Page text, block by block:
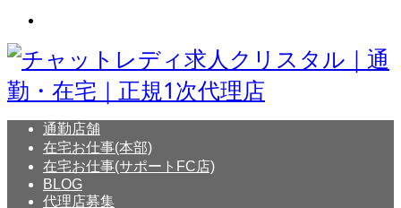
通勤店舗
在宅お仕事(本部)
在宅お仕事(サポートFC店)
BLOG
代理店募集